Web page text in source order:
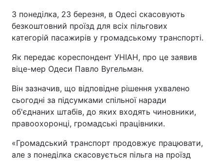
З понеділка, 23 березня, в Одесі скасовують
безкоштовний проїзд для всіх пільгових
категорій пасажирів у громадському транспорті.
Як передає кореспондент УНІАН, про це заявив
віце-мер Одеси Павло Вугельман.
Він зазначив, що відповідне рішення ухвалено
сьогодні за підсумками спільної наради
об'єднаних штабів, до яких входять чиновники,
правоохоронці, громадські працівники.
«Громадський транспорт продовжує працювати,
але з понеділка скасовується пільга на проїзд